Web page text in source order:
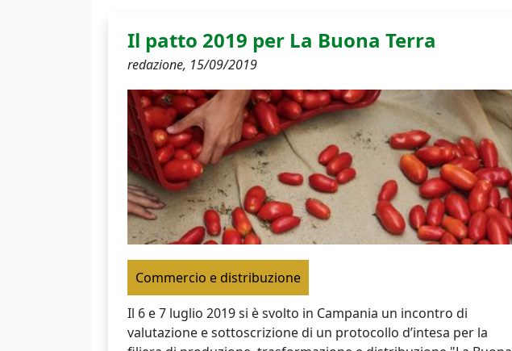
Il patto 2019 per La Buona Terra
redazione, 15/09/2019
Commercio e distribuzione
Il 6 e 7 luglio 2019 si è svolto in Campania un incontro di
valutazione e sottoscrizione di un protocollo d’intesa per la